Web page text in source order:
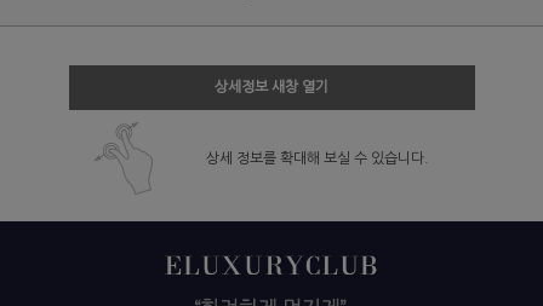
상세정보 새창 열기
상세 정보를 확대해 보실 수 있습니다.